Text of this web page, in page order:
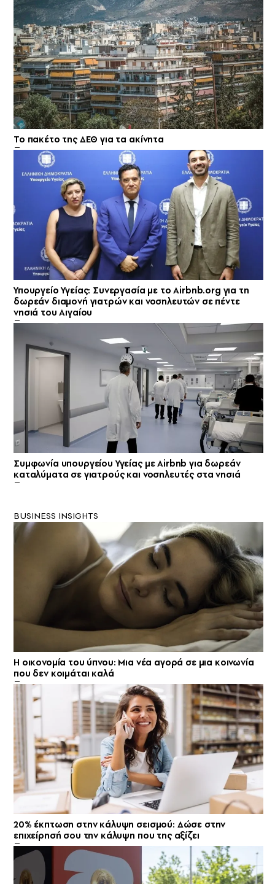
Το πακέτο της ΔΕΘ για τα ακίνητα
Υπουργείο Υγείας: Συνεργασία με το Airbnb.org για τη
δωρεάν διαμονή γιατρών και νοσηλευτών σε πέντε
νησιά του Αιγαίου
Συμφωνία υπουργείου Υγείας με Airbnb για δωρεάν
καταλύματα σε γιατρούς και νοσηλευτές στα νησιά
BUSINESS INSIGHTS
Η οικονομία του ύπνου: Μια νέα αγορά σε μια κοινωνία
που δεν κοιμάται καλά
20% έκπτωση στην κάλυψη σεισμού: Δώσε στην
επιχείρησή σου την κάλυψη που της αξίζει